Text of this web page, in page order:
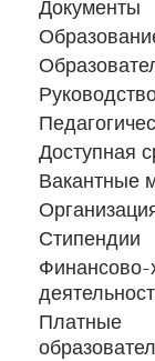
Документы
Доступная
Вакантные
Стипендии
Финансово-
Платные